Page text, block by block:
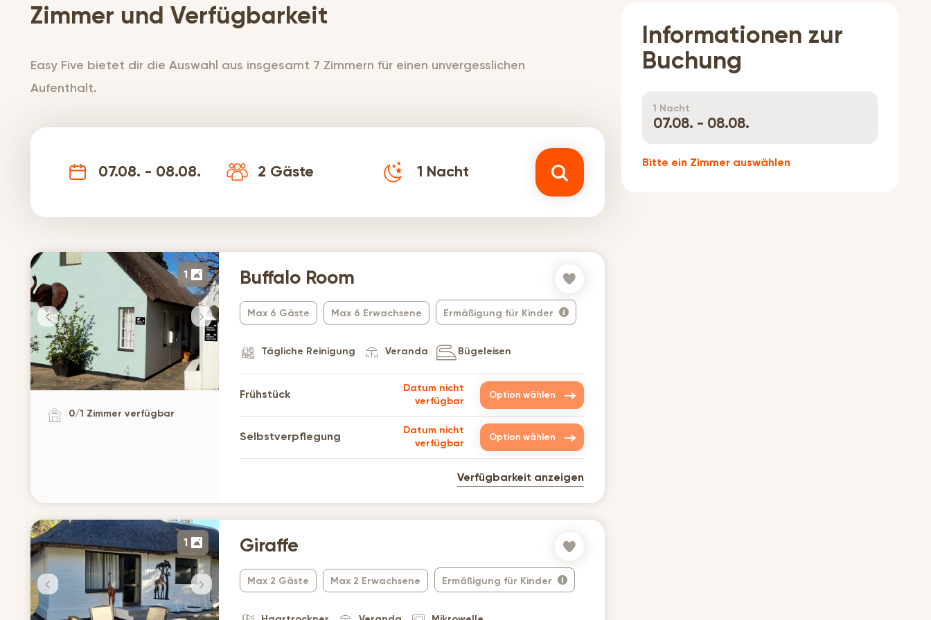
Zimmer und Verfügbarkeit
Easy Five bietet dir die Auswahl aus insgesamt 7 Zimmern für einen unvergesslichen
Aufenthalt.
Informationen zur
Buchung
1 Nacht
07.08. - 08.08.
Bitte ein Zimmer auswählen
07.08. - 08.08. 2 Gäste 1 Nacht
1
0/1 Zimmer verfügbar
Buffalo Room
Max 6 Gäste Max 6 Erwachsene Ermäßigung für Kinder
Tägliche Reinigung Veranda Bügeleisen
Frühstück
Datum nicht
verfügbar
Option wählen
Selbstverpflegung
Datum nicht
verfügbar
Option wählen
Verfügbarkeit anzeigen
1 Giraffe
Max 2 Gäste Max 2 Erwachsene Ermäßigung für Kinder